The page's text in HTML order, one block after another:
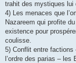
trahit des mystiques lui
4) Les menaces que
Nazareem qui profite
existence pour
coulisse.
5) Conflit entre
l’ordre des parias –